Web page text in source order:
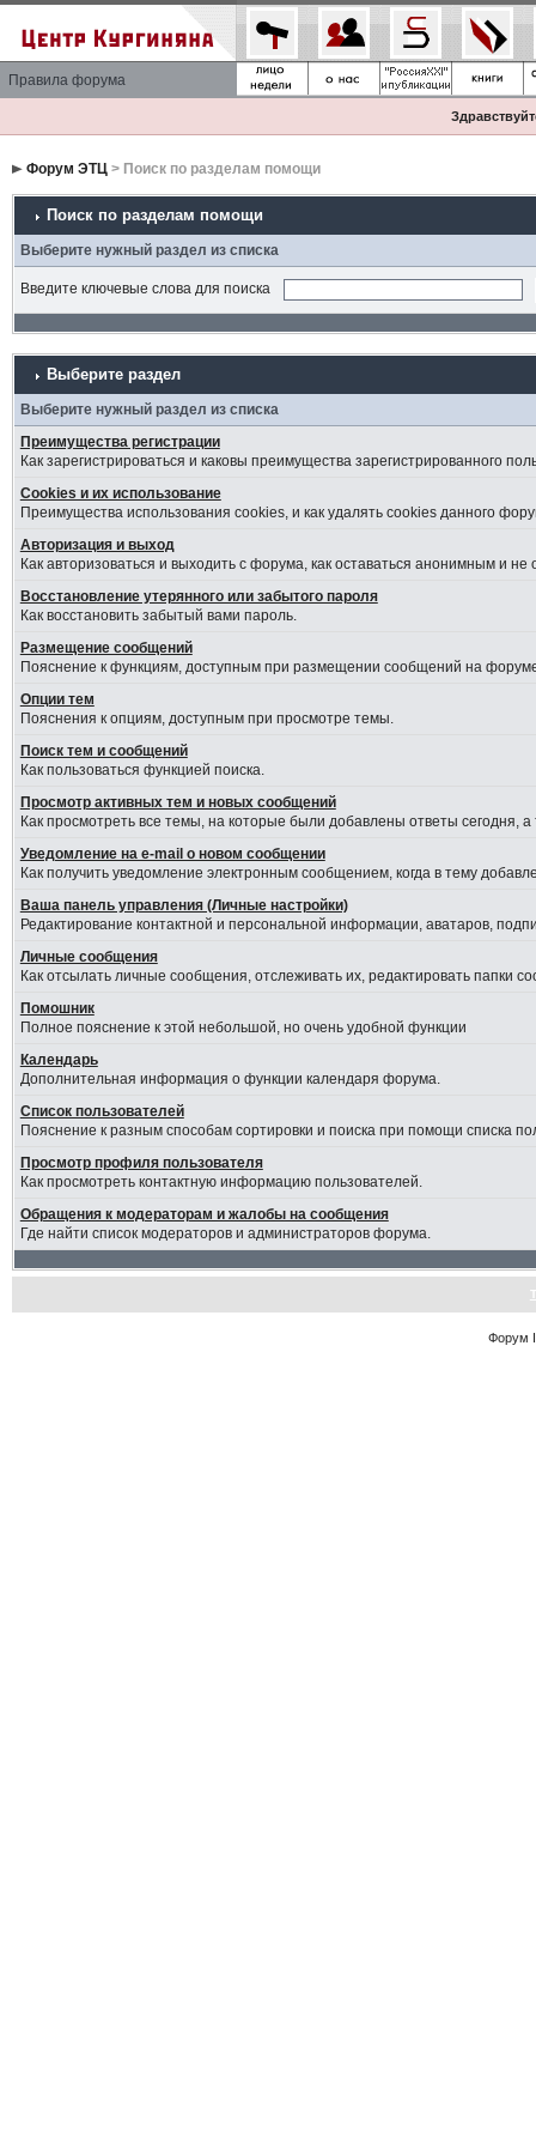
Правила форума
Форум ЭТЦ> Поиск по разделам помощи
Поиск по разделам помощи
Выберите нужный раздел из списка
Введите ключевые слова для поиска
Выберите раздел
Выберите нужный раздел из списка
Преимущества регистрации
Как зарегистрироваться и каковы преимущества зарегистрированного
Cookies и их использование
Преимущества использования cookies, и как удалять cookies данного
Авторизация и выход
Как авторизоваться и выходить с форума, как оставаться анонимным и
Восстановление утерянного или забытого пароля
Как восстановить забытый вами пароль.
Размещение сообщений
Пояснение к функциям, доступным при размещении сообщений на
Опции тем
Пояснения к опциям, доступным при просмотре темы.
Поиск тем и сообщений
Как пользоваться функцией поиска.
Просмотр активных тем и новых сообщений
Как просмотреть все темы, на которые были добавлены ответы сегодня,
Уведомление на е-mail о новом сообщении
Как получить уведомление электронным сообщением, когда в тему
Ваша панель управления (Личные настройки)
Редактирование контактной и персональной информации, аватаров,
Личные сообщения
Как отсылать личные сообщения, отслеживать их, редактировать папки
Помошник
Полное пояснение к этой небольшой, но очень удобной функции
Календарь
Дополнительная информация о функции календаря форума.
Список пользователей
Пояснение к разным способам сортировки и поиска при помощи списка
Просмотр профиля пользователя
Как просмотреть контактную информацию пользователей.
Обращения к модераторам и жалобы на сообщения
Где найти список модераторов и администраторов форума.
Форум